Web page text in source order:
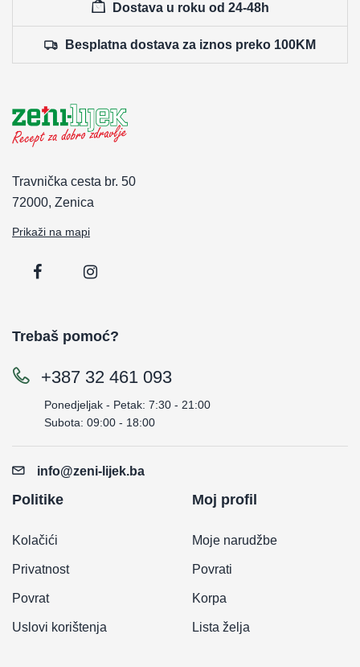
Dostava u roku od 24-48h
Besplatna dostava za iznos preko 100KM
Travnička cesta br. 50
72000, Zenica
Prikaži na mapi
Trebaš pomoć?
+387 32 461 093
Ponedjeljak - Petak: 7:30 - 21:00
Subota: 09:00 - 18:00
info@zeni-lijek.ba
Politike
Kolačići
Privatnost
Povrat
Uslovi korištenja
Moj profil
Moje narudžbe
Povrati
Korpa
Lista želja